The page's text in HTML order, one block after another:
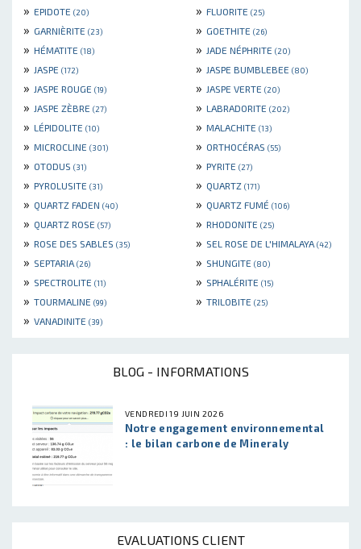
» EPIDOTE (20) » FLUORITE (25)
» GARNIÈRITE (23) » GOETHITE (26)
» HÉMATITE (18) » JADE NÉPHRITE (20)
» JASPE (172) » JASPE BUMBLEBEE (80)
» JASPE ROUGE (19) » JASPE VERTE (20)
» JASPE ZÈBRE (27) » LABRADORITE (202)
» LÉPIDOLITE (10) » MALACHITE (13)
» MICROCLINE (301) » ORTHOCÉRAS (55)
» OTODUS (31) » PYRITE (27)
» PYROLUSITE (31) » QUARTZ (171)
» QUARTZ FADEN (40) » QUARTZ FUMÉ (106)
» QUARTZ ROSE (57) » RHODONITE (25)
» ROSE DES SABLES (35) » SEL ROSE DE L'HIMALAYA (42)
» SEPTARIA (26) » SHUNGITE (80)
» SPECTROLITE (11) » SPHALÉRITE (15)
» TOURMALINE (99) » TRILOBITE (25)
» VANADINITE (39)
BLOG - INFORMATIONS
VENDREDI 19 JUIN 2026
Notre engagement environnemental
: le bilan carbone de Mineraly
EVALUATIONS CLIENT